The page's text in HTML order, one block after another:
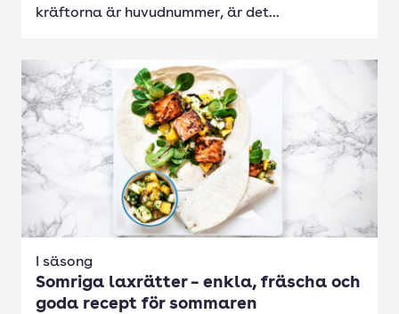
kräftorna är huvudnummer, är det...
I säsong
Somriga laxrätter – enkla, fräscha och
goda recept för sommaren